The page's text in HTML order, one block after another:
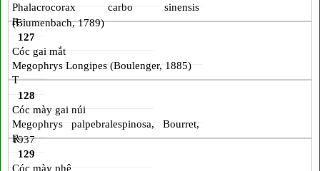
Phalacrocorax carbo sinensis
(Blumenbach, 1789)
R
127
Cóc gai mắt
Megophrys Longipes (Boulenger, 1885)
T
128
Cóc mày gai núi
Megophrys palpebralespinosa, Bourret,
1937
R
129
Cóc mày phê